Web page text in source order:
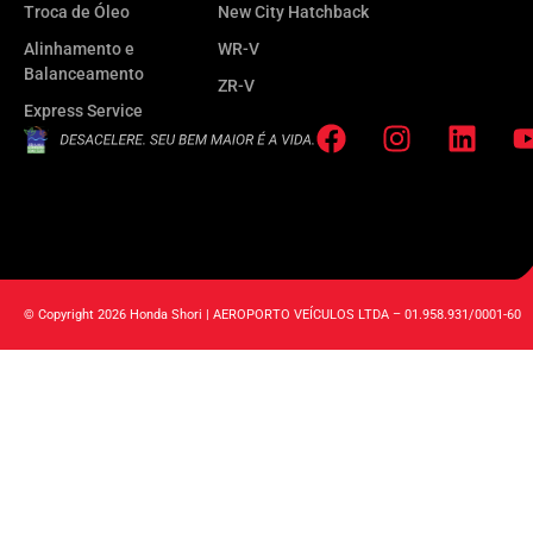
Troca de Óleo
Alinhamento e
Balanceamento
Express Service
New City Hatchback
WR-V
ZR-V
© Copyright 2026 Honda Shori | AEROPORTO VEÍCULOS LTDA – 01.958.931/0001-60